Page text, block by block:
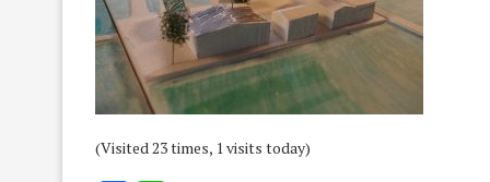
(Visited 23 times, 1 visits today)